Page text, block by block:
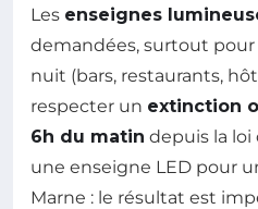
Les enseignes
demandées, surtout
nuit (bars, restaurants,
respecter un extinction
6h du matin depuis la loi
une enseigne LED pour
Marne : le résultat est